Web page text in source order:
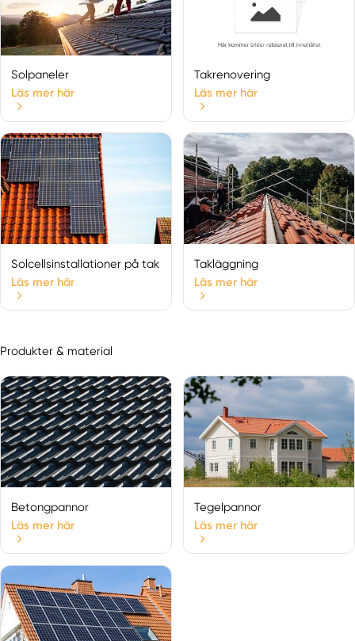
Solpaneler
Läs mer här
Takrenovering
Läs mer här
Solcellsinstallationer på tak
Läs mer här
Takläggning
Läs mer här
Produkter & material
Betongpannor
Läs mer här
Tegelpannor
Läs mer här